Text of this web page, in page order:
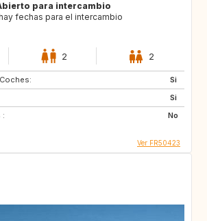
para intercambio
fechas para el intercambio
2 2
Si
Si
:
No
Ver FR50423